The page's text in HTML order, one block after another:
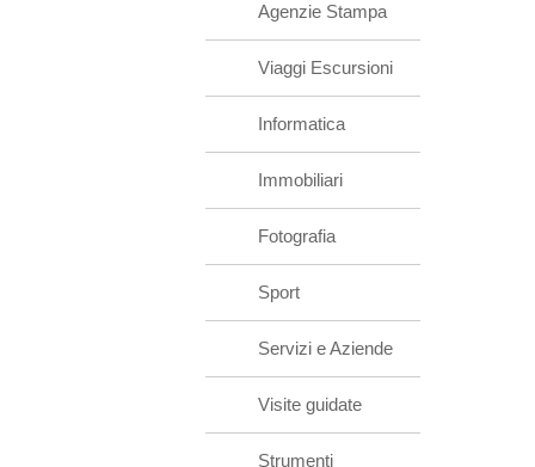
Agenzie Stampa
Viaggi Escursioni
Informatica
Immobiliari
Fotografia
Sport
Servizi e Aziende
Visite guidate
Strumenti